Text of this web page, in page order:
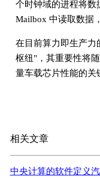
个时钟域的进程将数
Mailbox 中读取数据
在目前算力即生产力
枢纽"，其重要性将
量车载芯片性能的关
相关文章
中央计算的软件定义